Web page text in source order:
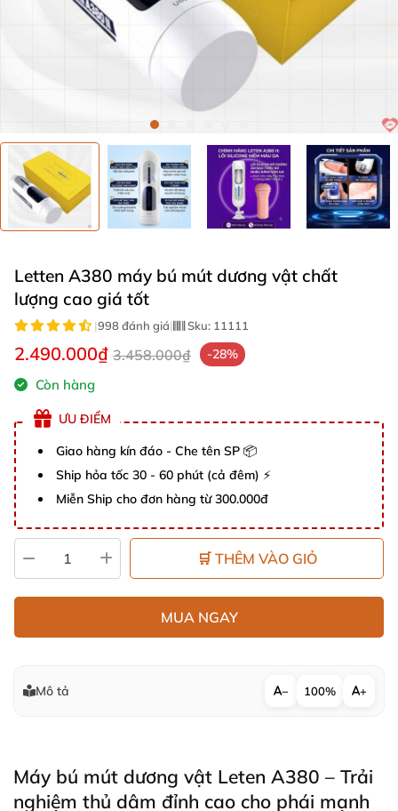
Letten A380 máy bú mút dương vật chất
lượng cao giá tốt
|998 đánh giá| Sku: 11111
2.490.000₫ 3.458.000₫ -28%
Còn hàng
ƯU ĐIỂM
Giao hàng kín đáo - Che tên SP 📦
Ship hỏa tốc 30 - 60 phút (cả đêm) ⚡
Miễn Ship cho đơn hàng từ 300.000đ
🛒 THÊM VÀO GIỎ
MUA NGAY
Mô tả − 100% +
Máy bú mút dương vật Leten A380 – Trải
nghiệm thủ dâm đỉnh cao cho phái mạnh